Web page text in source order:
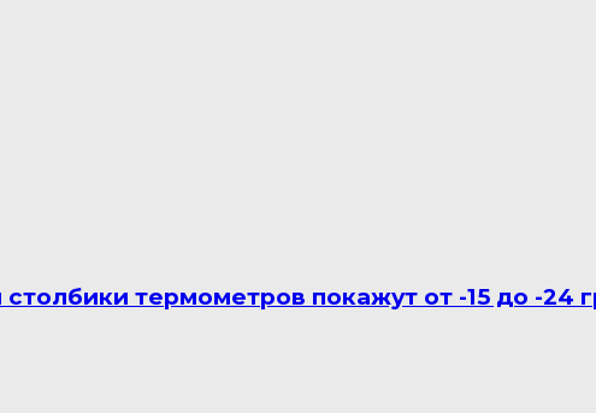
термометров покажут от -15 до -24